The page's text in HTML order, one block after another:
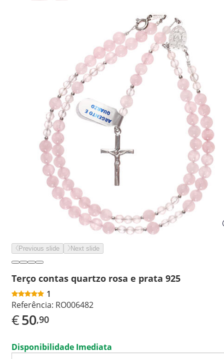
Previous slide Next slide
Terço contas quartzo rosa e prata 925
1
Referência: RO006482
€50,90
Disponibilidade Imediata